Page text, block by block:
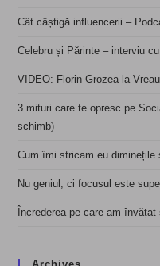
Cât câștigă influencerii –
Celebru și Părinte – interviu
VIDEO: Florin Grozea la
3 mituri care te opresc pe
schimb)
Cum îmi stricam eu
Nu geniul, ci focusul este
Încrederea pe care am